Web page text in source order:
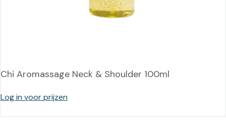
Chi Aromassage Neck & Shoulder 100ml
Log in voor prijzen